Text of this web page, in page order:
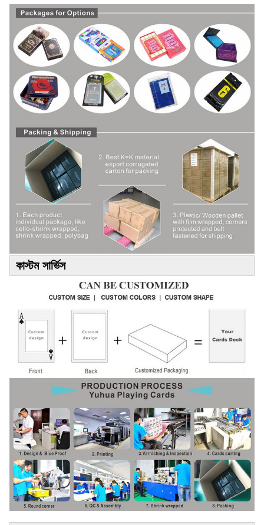
কাস্টম সার্ভিস